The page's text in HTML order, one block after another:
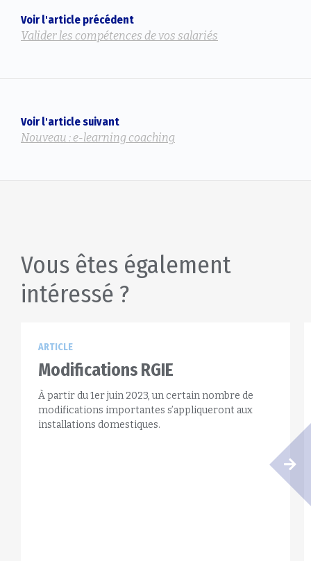
Voir l'article précédent
Valider les compétences de vos salariés
Voir l'article suivant
Nouveau : e-learning coaching
Vous êtes également
intéressé ?
ARTICLE
Modifications RGIE
À partir du 1er juin 2023, un certain nombre de
modifications importantes s’appliqueront aux
installations domestiques.